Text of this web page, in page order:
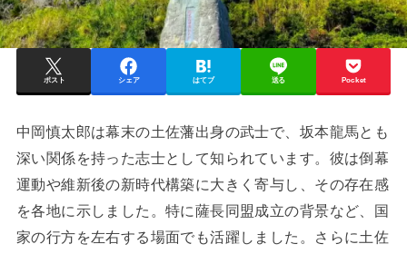
ポスト シェア はてブ 送る Pocket
中岡慎太郎は幕末の土佐藩出身の武士で、坂本龍馬とも
深い関係を持った志士として知られています。彼は倒幕
運動や維新後の新時代構築に大きく寄与し、その存在感
を各地に示しました。特に薩長同盟成立の背景など、国
家の行方を左右する場面でも活躍しました。さらに土佐